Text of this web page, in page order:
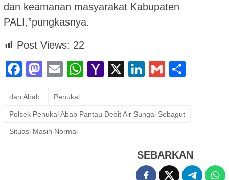
dan keamanan masyarakat Kabupaten
PALI,”pungkasnya.
Post Views: 22
Facebook
Mastodon
EmailWhatsApp
Yahoo
X LinkedIn
Gmail
dan Abab Penukal
Polsek Penukal Abab Pantau Debit Air Sungai Sebagut
Situasi Masih Normal
SEBARKAN